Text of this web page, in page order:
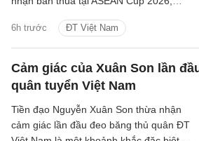
6h trước ĐT Việt Nam
bóng đá và toàn đội sẽ nhanh chóng
phân tích để cải thiện.
Cảm giác của Xuân Son lần
quân tuyển Việt Nam
Tiền đạo Nguyễn Xuân Son thừa nhận
cảm giác lần đầu đeo băng thủ quân ĐT